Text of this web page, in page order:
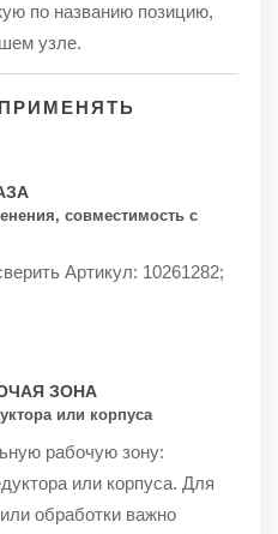
по названию позицию,
узле.
совместимость с
Артикул: 10261282;
ЗОНА
или корпуса
рабочую зону:
или корпуса. Для
обработки важно